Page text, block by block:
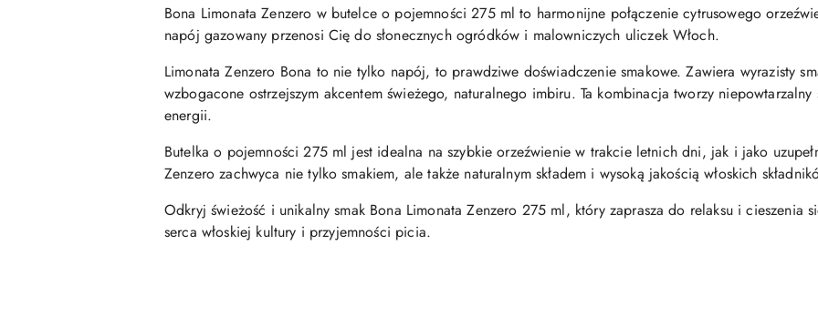
Bona Limonata Zenzero w butelce o pojemności 275 ml to harmonijne połączenie cytrusowego
napój gazowany przenosi Cię do słonecznych ogródków i malowniczych uliczek Włoch.
Limonata Zenzero Bona to nie tylko napój, to prawdziwe doświadczenie smakowe. Zawiera wyrazisty
wzbogacone ostrzejszym akcentem świeżego, naturalnego imbiru. Ta kombinacja tworzy
energii.
Butelka o pojemności 275 ml jest idealna na szybkie orzeźwienie w trakcie letnich dni, jak i jako
Zenzero zachwyca nie tylko smakiem, ale także naturalnym składem i wysoką jakością włoskich
Odkryj świeżość i unikalny smak Bona Limonata Zenzero 275 ml, który zaprasza do relaksu i
serca włoskiej kultury i przyjemności picia.